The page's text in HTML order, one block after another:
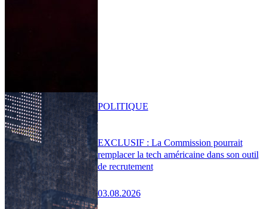
EXCLUSIF : La Commission pourrait
remplacer la tech américaine dans son outil
de recrutement
03.08.2026
POLITIQUE